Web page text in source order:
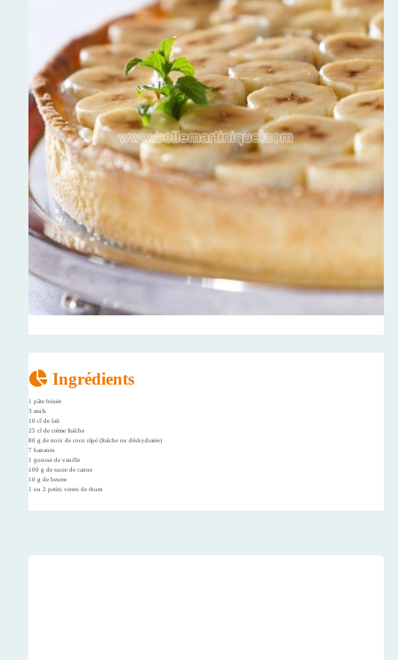
Ingrédients
1 pâte brisée
3 œufs
10 cl de lait
25 cl de crème fraîche
80 g de noix de coco râpé (fraîche ou déshydratée)
7 bananes
1 gousse de vanille
100 g de sucre de canne
10 g de beurre
1 ou 2 petits verres de rhum